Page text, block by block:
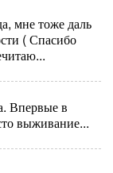
мне тоже даль
( Спасибо
Впервые в
выживание...